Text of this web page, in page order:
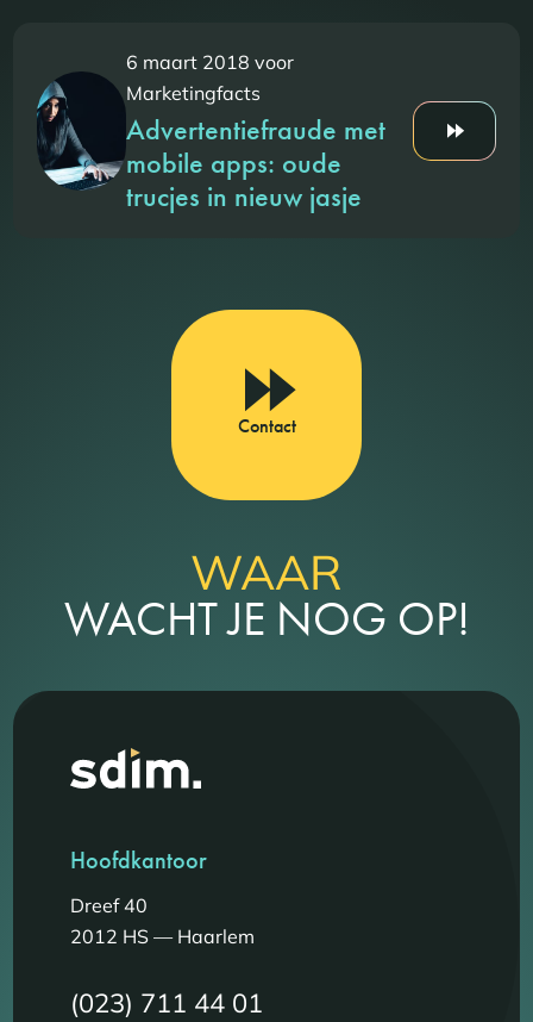
6 maart 2018 voor
Marketingfacts
Advertentiefraude met
mobile apps: oude
trucjes in nieuw jasje
Contact
WAAR
WACHT JE NOG OP!
Hoofdkantoor
Dreef 40
2012 HS — Haarlem
(023) 711 44 01